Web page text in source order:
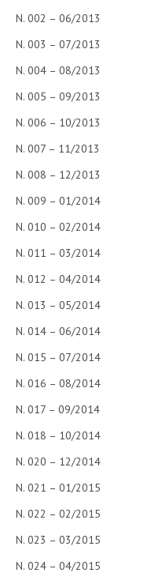
DOCUMENTI
MANUALI E MONOGRAFIE
TESI DI LAUREA
MATERIALE DIDATTICO
N. 002 – 06/2013
N. 003 – 07/2013
N. 004 – 08/2013
N. 005 – 09/2013
N. 006 – 10/2013
N. 007 – 11/2013
N. 008 – 12/2013
N. 009 – 01/2014
N. 010 – 02/2014
N. 011 – 03/2014
N. 012 – 04/2014
N. 013 – 05/2014
N. 014 – 06/2014
N. 015 – 07/2014
N. 016 – 08/2014
N. 017 – 09/2014
N. 018 – 10/2014
N. 020 – 12/2014
N. 021 – 01/2015
N. 022 – 02/2015
N. 023 – 03/2015
N. 024 – 04/2015